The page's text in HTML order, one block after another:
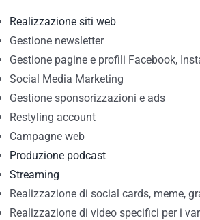
Realizzazione siti web
Gestione newsletter
Gestione pagine e profili Facebook,
Social Media Marketing
Gestione sponsorizzazioni e ads
Restyling account
Campagne web
Produzione podcast
Streaming
Realizzazione di social cards, meme,
Realizzazione di video specifici per i